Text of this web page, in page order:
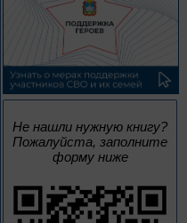
Не нашли нужную книгу?
Пожалуйста, заполните
форму ниже